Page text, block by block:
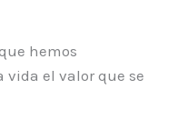
hemos
vida el valor que se